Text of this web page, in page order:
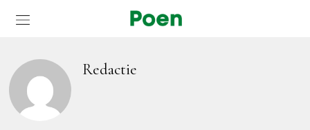
Redactie